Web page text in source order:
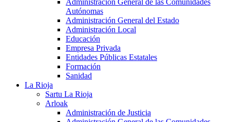
Administración General de las Comunidades
Autónomas
Administración General del Estado
Administración Local
Educación
Empresa Privada
Entidades Públicas Estatales
Formación
Sanidad
La Rioja
Sartu La Rioja
Arloak
Administración de Justicia